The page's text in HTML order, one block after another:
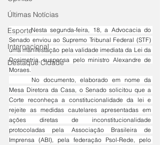
Últimas Notícias
Esporte
Internacional
Destaque Cidade
	Nesta segunda-feira, 18, a Advocacia do
Senado enviou ao Supremo Tribunal Federal (STF)
uma manifestação pela validade imediata da Lei da
Dosimetria, suspensa pelo ministro Alexandre de
Moraes.
Mesa Diretora da Casa, o Senado solicitou que a
Corte reconheça a constitucionalidade da lei e
rejeite as medidas cautelares apresentadas em
ações diretas de inconstitucionalidade
protocoladas pela Associação Brasileira de
Imprensa (ABI), pela federação Psol-Rede, pelo